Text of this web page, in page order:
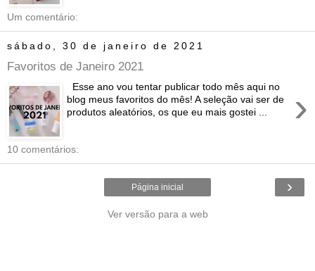
Um comentário:
sábado, 30 de janeiro de 2021
Favoritos de Janeiro 2021
›
Esse ano vou tentar publicar todo mês aqui no
blog meus favoritos do mês! A seleção vai ser de
produtos aleatórios, os que eu mais gostei ...
10 comentários:
›
Página inicial
Ver versão para a web